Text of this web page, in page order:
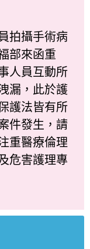
拍攝手術病
部來函重
人員互動所
漏，此於護
護法皆有所
件發生，請
重醫療倫理
危害護理專